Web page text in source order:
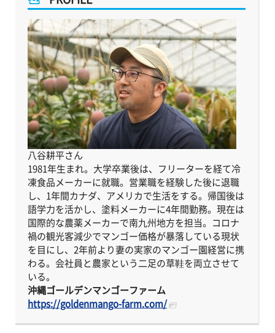
八谷耕平さん
1981年生まれ。大学卒業後は、フリーターを経て冷
凍食品メーカーに就職。営業職を経験した後に退職
し、1年間カナダ、アメリカで生活をする。帰国後は
語学力を活かし、塗料メーカーに4年間勤務。現在は
国際的な農薬メーカーで南九州地方を担当。コロナ
禍の観光客減少でマンゴー価格が暴落している現状
を目にし、2年前より妻の実家のマンゴー園経営に携
わる。会社員と農家という二足の草鞋を両立させて
いる。
沖縄ゴールデンマンゴーファーム
https://goldenmango-farm.com/